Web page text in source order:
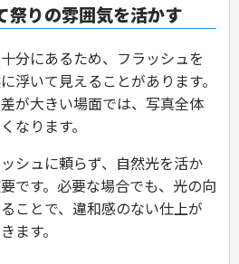
祭りの雰囲気を活かす
分にあるため、フラッシュを
浮いて見えることがあります。
が大きい場面では、写真全体
なります。
シュに頼らず、自然光を活か
です。必要な場合でも、光の向
ことで、違和感のない仕上が
ます。